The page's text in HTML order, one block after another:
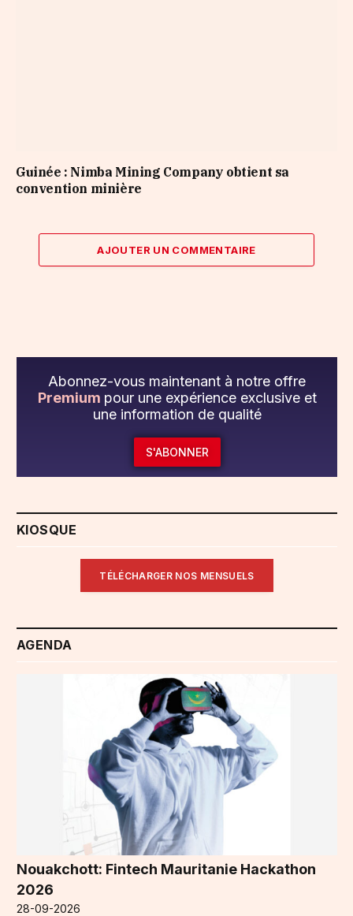
Guinée : Nimba Mining Company obtient sa
convention minière
AJOUTER UN COMMENTAIRE
Abonnez-vous maintenant à notre offre
Premium pour une expérience exclusive et
une information de qualité
S'ABONNER
KIOSQUE
TÉLÉCHARGER NOS MENSUELS
AGENDA
Nouakchott: Fintech Mauritanie Hackathon
2026
28-09-2026